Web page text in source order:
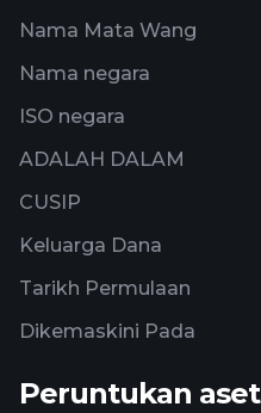
Nama Mata Wang
Nama negara
ISO negara
ADALAH DALAM
CUSIP
Keluarga Dana
Tarikh Permulaan
Dikemaskini Pada
Peruntukan aset